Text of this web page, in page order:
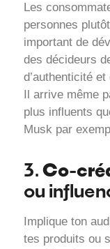
Les
personnes
important de
des décideurs
d’authenticité
Il arrive même
plus influents
Musk par
3. Co-
ou
Implique ton
tes produits ou